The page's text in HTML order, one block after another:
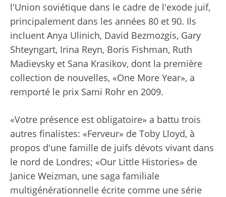
l'Union soviétique dans le cadre de l'exode juif,
principalement dans les années 80 et 90. Ils
incluent Anya Ulinich, David Bezmozgis, Gary
Shteyngart, Irina Reyn, Boris Fishman, Ruth
Madievsky et Sana Krasikov, dont la première
collection de nouvelles, «One More Year», a
remporté le prix Sami Rohr en 2009.
«Votre présence est obligatoire» a battu trois
autres finalistes: «Ferveur» de Toby Lloyd, à
propos d'une famille de juifs dévots vivant dans
le nord de Londres; «Our Little Histories» de
Janice Weizman, une saga familiale
multigénérationnelle écrite comme une série